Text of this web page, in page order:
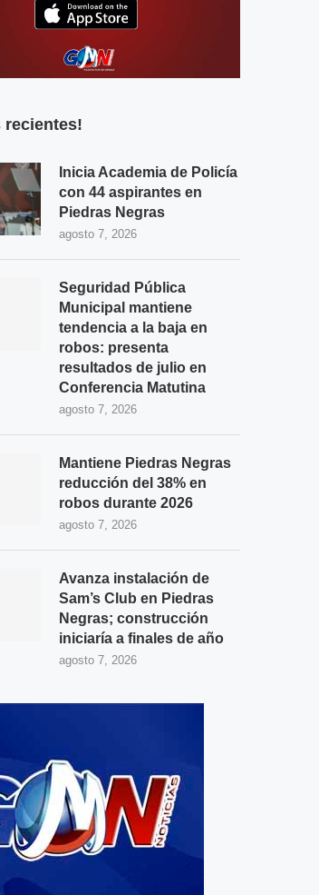
recientes!
Inicia Academia de Policía
con 44 aspirantes en
Piedras Negras
agosto 7, 2026
Seguridad Pública
Municipal mantiene
tendencia a la baja en
robos: presenta
resultados de julio en
Conferencia Matutina
agosto 7, 2026
Mantiene Piedras Negras
reducción del 38% en
robos durante 2026
agosto 7, 2026
Avanza instalación de
Sam’s Club en Piedras
Negras; construcción
iniciaría a finales de año
agosto 7, 2026